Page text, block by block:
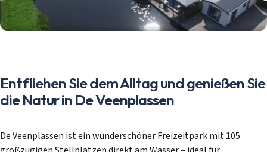
Entfliehen Sie dem Alltag und genießen Sie
die Natur in De Veenplassen
De Veenplassen ist ein wunderschöner Freizeitpark mit 105